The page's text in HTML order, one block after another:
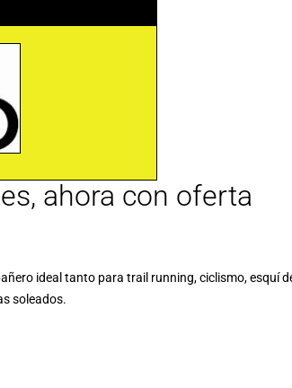
ahora con oferta
ideal tanto para trail running, ciclismo, esquí
soleados.